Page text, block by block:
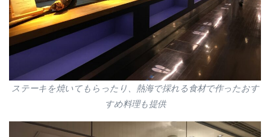
ステーキを焼いてもらったり、熱海で採れる食材で作ったおす
すめ料理も提供